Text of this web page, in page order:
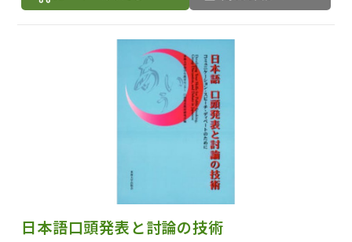
日本語口頭発表と討論の技術